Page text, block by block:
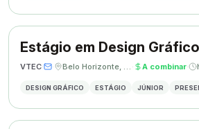
Estágio em Design Gráfico
VTEC· · Belo Horizonte, MG · A combinar·
DESIGN GRÁFICO ESTÁGIO JÚNIOR